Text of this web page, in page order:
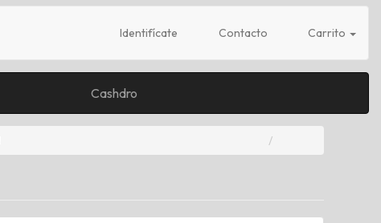
Identifícate Contacto Carrito
Cashdro